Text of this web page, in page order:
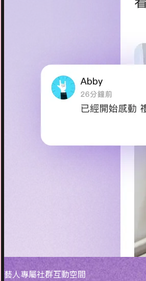
藝人專屬社群互動空間